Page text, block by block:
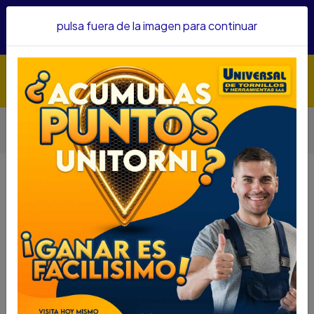
confianza&nbsp;Recibe un KIT PARRILLERO por compras
Inicio Automotriz
Aditivos Y Embellecedores
LIMPIA CARBURADOR Y CUERPO DE ACELERACION SIMONIZ
MOTOBIEN 220ML 200918
LIMPIA CARBURADOR Y CUERPO DE
ACELERACION SIMONIZ MOTOBIEN
220ML 200918
DESCRIPCIÓN
LIMPIA CARBURADOR Y CUERPO DE ACELERACION
SIMONIZ MOTOBIEN 220ML 200918
SKU....64730045
pulsa fuera de la imagen para continuar